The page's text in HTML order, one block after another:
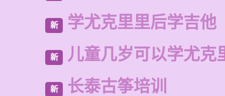
新 学尤克里里后学吉他
新 儿童几岁可以学尤克
新 长泰古筝培训